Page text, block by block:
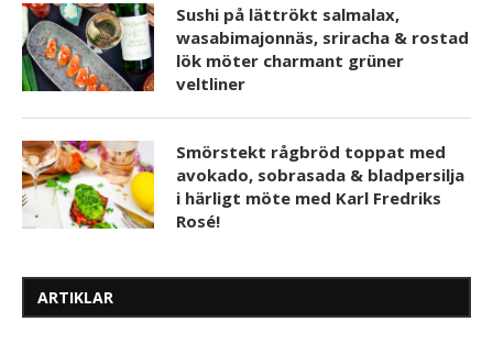
Sushi på lättrökt salmalax,
wasabimajonnäs, sriracha & rostad
lök möter charmant grüner
veltliner
Smörstekt rågbröd toppat med
avokado, sobrasada & bladpersilja
i härligt möte med Karl Fredriks
Rosé!
ARTIKLAR